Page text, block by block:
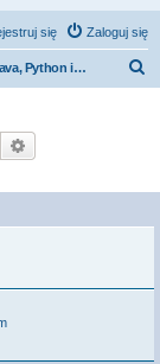
Zaloguj się
się
Java, Python i inne
Szukaj